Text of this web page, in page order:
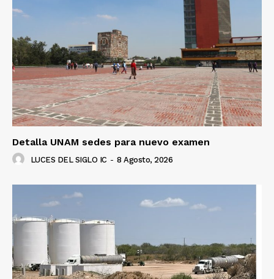
Luces
Detalla UNAM sedes para nuevo examen
LUCES DEL SIGLO IC - 8 Agosto, 2026